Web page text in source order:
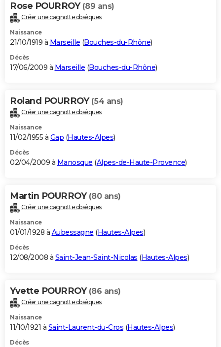
Rose POURROY (89 ans)
Créer une cagnotte obsèques
Naissance
21/10/1919 à Marseille (Bouches-du-Rhône)
Décès
17/06/2009 à Marseille (Bouches-du-Rhône)
Roland POURROY (54 ans)
Créer une cagnotte obsèques
Naissance
11/02/1955 à Gap (Hautes-Alpes)
Décès
02/04/2009 à Manosque (Alpes-de-Haute-Provence)
Martin POURROY (80 ans)
Créer une cagnotte obsèques
Naissance
01/01/1928 à Aubessagne (Hautes-Alpes)
Décès
12/08/2008 à Saint-Jean-Saint-Nicolas (Hautes-Alpes)
Yvette POURROY (86 ans)
Créer une cagnotte obsèques
Naissance
11/10/1921 à Saint-Laurent-du-Cros (Hautes-Alpes)
Décès